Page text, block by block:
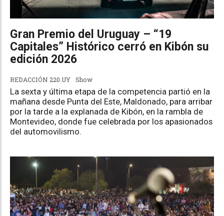
Gran Premio del Uruguay – “19
Capitales” Histórico cerró en Kibón su
edición 2026
REDACCIÓN 220.UY Show
La sexta y última etapa de la competencia partió en la
mañana desde Punta del Este, Maldonado, para arribar
por la tarde a la explanada de Kibón, en la rambla de
Montevideo, donde fue celebrada por los apasionados
del automovilismo.